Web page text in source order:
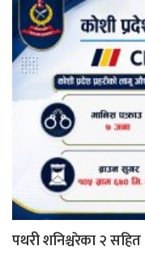
पथरी शनिश्चरेका २ सहित